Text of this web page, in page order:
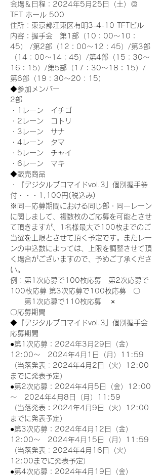
会場＆日程：2024年5月25日（土）＠
TFT ホール 500
住所：東京都江東区有明3-4-10 TFTビル
内容：握手会　第1部（10：00～10：
45） /第2部（12：00～12：45）/第3部
（14：00～14：45）/第4部（15：30～
16：15）/第5部（17：30～18：15）/
第6部（19：30～20：15）
◆参加メンバー
2部
・1レーン　イチゴ
・2レーン　コトリ
・3レーン　サナ
・4レーン　タマ
・5レーン　チャイ
・6レーン　マキ
◆販売商品
・『デジタルブロマイドvol.3』個別握手券
付・・・1,100円(税込み)
※同一応募期間における同じ部・同一レーン
に関しまして、複数枚のご応募を可能とさせ
て頂きますが、1名様最大で100枚までのご
当選を上限とさせて頂く予定です。またレー
ンの申込数によっては、上限を調整させて頂
く場合がございますので、予めご了承くださ
い。
例：第1次応募で100枚応募　第2次応募で
100枚応募 第3次応募で100枚応募　〇
第1次応募で110枚応募　 ×
〇応募期間
◆『デジタルブロマイドvol.3』個別握手会
応募期間
●第1次応募：2024年3月29日（金）
12:00～　2024年4月1日（月）11:59
（当落発表：2024年4月2日（火）12:00
までに発表予定）
●第2次応募：2024年4月5日（金）12:00
～　2024年4月8日（月）11:59
（当落発表：2024年4月9日（火）12:00
までに発表予定）
●第3次応募：2024年4月12日（金）
12:00～　2024年4月15日（月）11:59
（当落発表：2024年4月16日（火）
12:00までに発表予定）
●第4次応募：2024年4月19日（金）